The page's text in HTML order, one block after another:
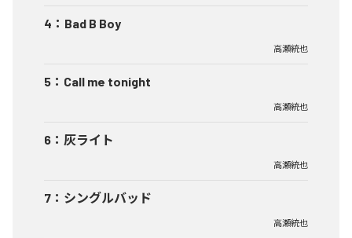
4 ： Bad B Boy
高瀬統也
5 ： Call me tonight
高瀬統也
6 ： 灰ライト
高瀬統也
7 ： シングルバッド
高瀬統也